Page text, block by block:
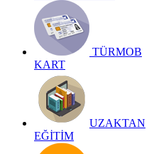
TÜRMOB
KART
UZAKTAN
EĞİTİM